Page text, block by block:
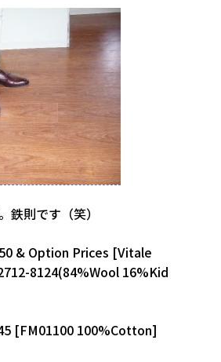
鉄則です（笑）
& Option Prices [Vitale
8124(84%Wool 16%Kid
[FM01100 100%Cotton]